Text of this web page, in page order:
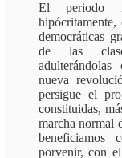
El periodo
democráticas
de las
nueva
persigue el
constituidas,
marcha normal
beneficiamos
porvenir, con